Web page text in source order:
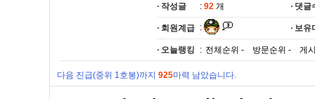
작성글 : 92 개 댓글
회원계급 : 보유
오늘랭킹 : 전체순위 - 방문순위 - 게
다음 진급(중위 1호봉)까지 925마력 남았습니다.